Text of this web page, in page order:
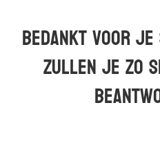
Bedankt voor
zullen je zo